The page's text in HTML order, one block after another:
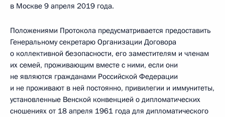
в Москве 9 апреля 2019 года.
Положениями Протокола предусматривается предоставить
Генеральному секретарю Организации Договора
о коллективной безопасности, его заместителям и членам
их семей, проживающим вместе с ними, если они
не являются гражданами Российской Федерации
и не проживают в ней постоянно, привилегии и иммунитеты,
установленные Венской конвенцией о дипломатических
сношениях от 18 апреля 1961 года для дипломатического